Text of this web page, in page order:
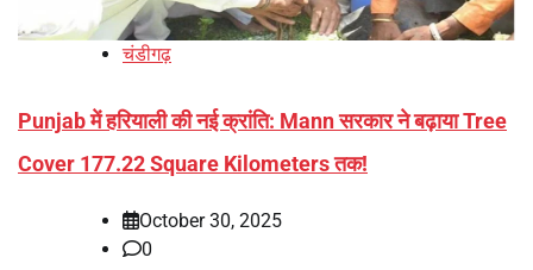
चंडीगढ़
Punjab में हरियाली की नई क्रांति: Mann सरकार ने बढ़ाया Tree
Cover 177.22 Square Kilometers तक!
October 30, 2025
0